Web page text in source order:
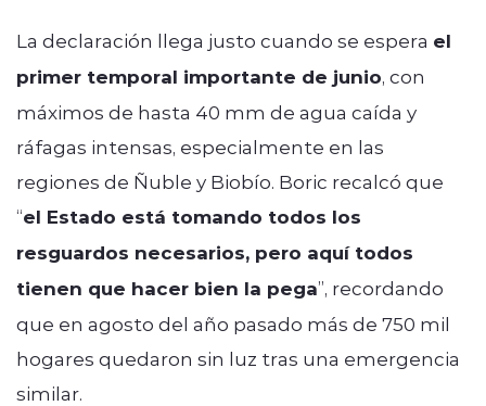
La declaración llega justo cuando se espera el
primer temporal importante de junio, con
máximos de hasta 40 mm de agua caída y
ráfagas intensas, especialmente en las
regiones de Ñuble y Biobío. Boric recalcó que
“el Estado está tomando todos los
resguardos necesarios, pero aquí todos
tienen que hacer bien la pega”, recordando
que en agosto del año pasado más de 750 mil
hogares quedaron sin luz tras una emergencia
similar.